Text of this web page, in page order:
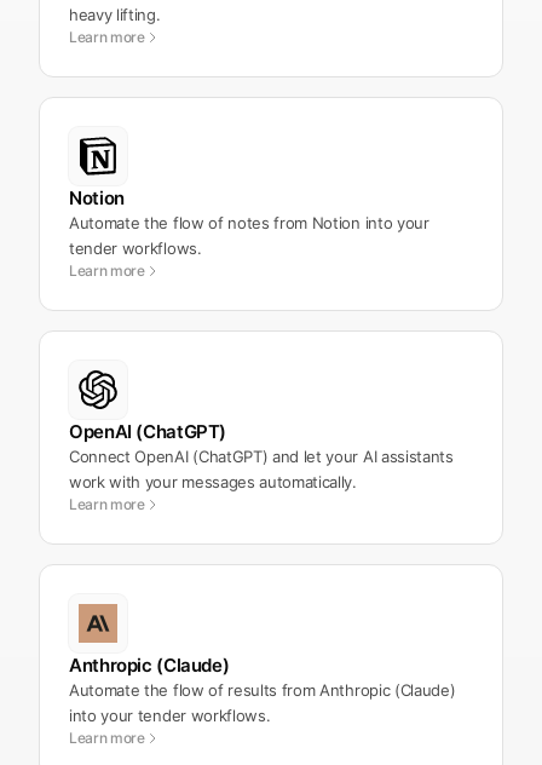
heavy lifting.
Learn more
Notion
Automate the flow of notes from Notion into your
tender workflows.
Learn more
OpenAI (ChatGPT)
Connect OpenAI (ChatGPT) and let your AI assistants
work with your messages automatically.
Learn more
Anthropic (Claude)
Automate the flow of results from Anthropic (Claude)
into your tender workflows.
Learn more